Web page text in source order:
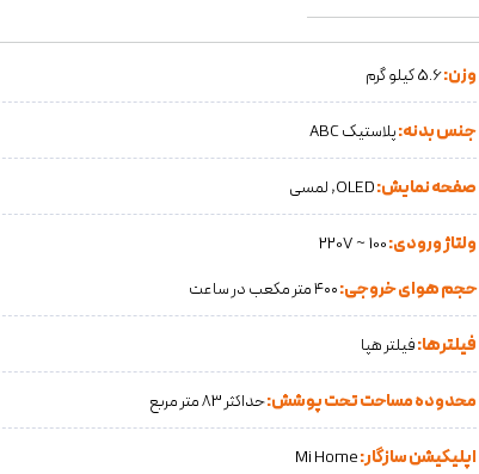
وزن:5.6 کیلو گرم
جنس بدنه:پلاستیک ABC
صفحه نمایش:OLED, لمسی
ولتاژ ورودی:100 ~ 220V
حجم هوای خروجی:۴۰۰ متر مکعب در ساعت
فیلترها:فیلتر هپا
محدوده مساحت تحت پوشش:حداکثر 83 متر مربع
اپلیکیشن سازگار:Mi Home